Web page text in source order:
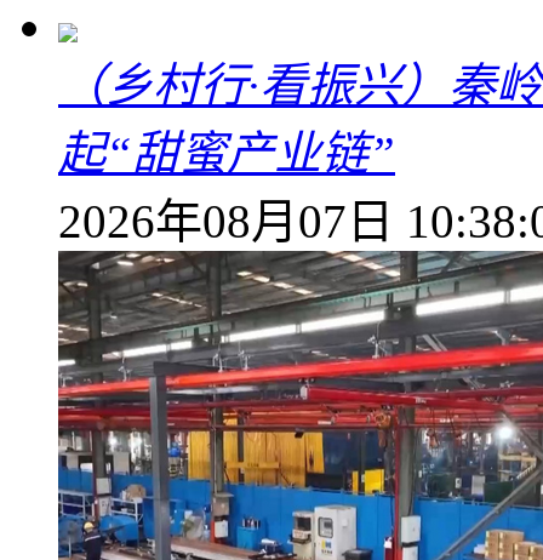
（乡村行·看振兴）秦
起“甜蜜产业链”
2026年08月07日